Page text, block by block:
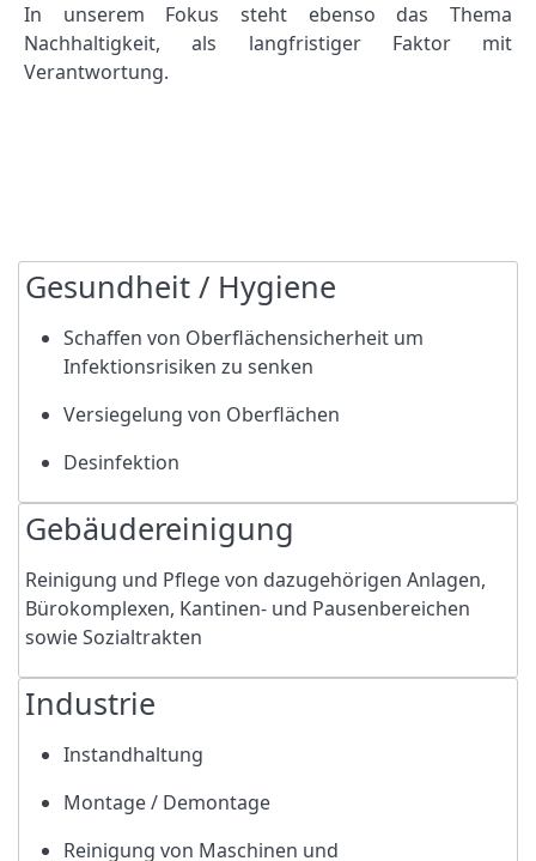
In unserem Fokus steht ebenso das Thema
Nachhaltigkeit, als langfristiger Faktor mit
Verantwortung.
Gesundheit / Hygiene
Schaffen von Oberflächensicherheit um
Infektionsrisiken zu senken
Versiegelung von Oberflächen
Desinfektion
Gebäudereinigung
Reinigung und Pflege von dazugehörigen Anlagen,
Bürokomplexen, Kantinen- und Pausenbereichen
sowie Sozialtrakten
Industrie
Instandhaltung
Montage / Demontage
Reinigung von Maschinen und